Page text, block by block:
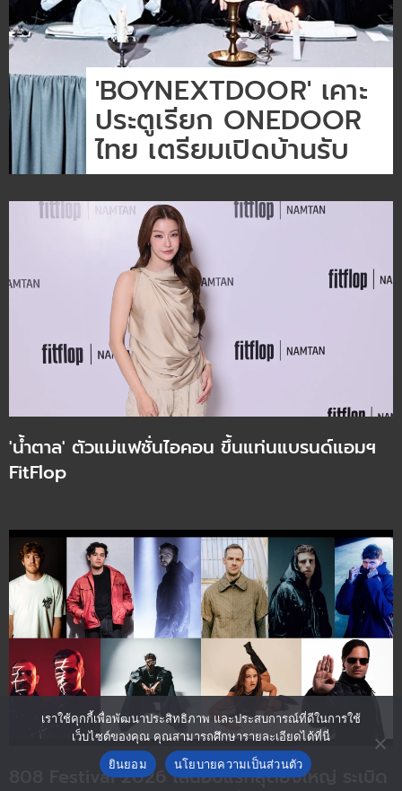
'BOYNEXTDOOR' เคาะ
ประตูเรียก ONEDOOR
ไทย เตรียมเปิดบ้านรับ
กริ่งดังแล้ว! ได้เวลาเปิดประตูต้อนรับเด็ก
ข้างบ้าน ในที่สุด ไอมี่ไทยแลนด์ (iMe
Thailand) ก็รักษาสัญญา พาบอยกรุ๊ปสุด
ฮอต BOYNEXTDOOR มากดกริ่งบุกหัวใจ
ONEDOOR (วันดอร์ – ชื่อแฟนคลับ) ชาว
ไทย พร้อมชวนทุกคนเปิดประตูรับความ
สนุก กับคอนเสิร์ตในประเทศไทย
BOYNEXTDOOR TOUR ‘KNOCK ON Vol.2’
IN BANGKOK ปักหมุดความมันส์ไว้ในวัน
เสาร์ที่ 30 มกราคม 2570 เวลา 18.00 น. ณ
'น้ำตาล' ตัวแม่แฟชั่นไอคอน ขึ้นแท่นแบรนด์แอมฯ
FitFlop
808 Festival 2026 ไลน์อัปแรกสุดยิ่งใหญ่ ระเบิด
เราใช้คุกกี้เพื่อพัฒนาประสิทธิภาพ และประสบการณ์ที่ดีในการใช้
เว็บไซต์ของคุณ คุณสามารถศึกษารายละเอียดได้ที่นี่
ยินยอม
นโยบายความเป็นส่วนตัว